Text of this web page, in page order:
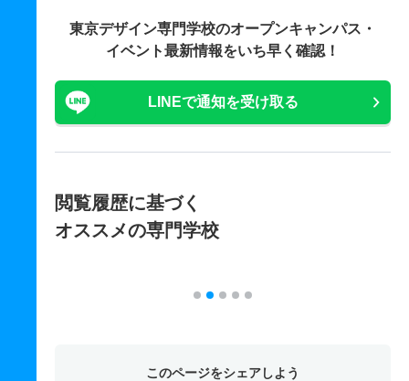
東京デザイン専門学校のオープンキャンパス・
イベント最新情報をいち早く確認！
LINEで通知を受け取る
閲覧履歴に基づく
オススメの専門学校
このページをシェアしよう